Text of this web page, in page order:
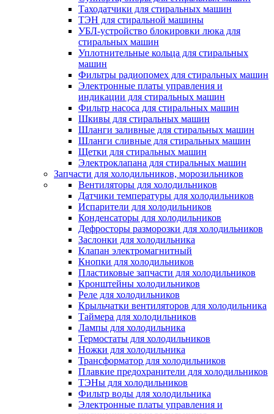
Таходатчики для стиральных машин
ТЭН для стиральной машины
УБЛ-устройство блокировки люка для
стиральных машин
Уплотнительные кольца для стиральных
машин
Фильтры радиопомех для стиральных машин
Электронные платы управления и
индикации для стиральных машин
Фильтр насоса для стиральных машин
Шкивы для стиральных машин
Шланги заливные для стиральных машин
Шланги сливные для стиральных машин
Щетки для стиральных машин
Электроклапана для стиральных машин
Запчасти для холодильников, морозильников
Вентиляторы для холодильников
Датчики температуры для холодильников
Испарители для холодильников
Конденсаторы для холодильников
Дефросторы разморозки для холодильников
Заслонки для холодильника
Клапан электромагнитный
Кнопки для холодильников
Пластиковые запчасти для холодильников
Кронштейны холодильников
Реле для холодильников
Крыльчатки вентиляторов для холодильника
Таймера для холодильников
Лампы для холодильника
Термостаты для холодильников
Ножки для холодильника
Трансформатор для холодильников
Плавкие предохранители для холодильников
ТЭНы для холодильников
Фильтр воды для холодильника
Электронные платы управления и